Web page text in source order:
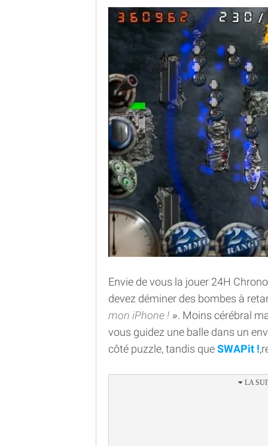
Envie de vous la jouer 24H
devez déminer des bombes à
mon iPhone !
. Moins cérébral
vous guidez une balle dans un
côté puzzle, tandis queSWAPit !